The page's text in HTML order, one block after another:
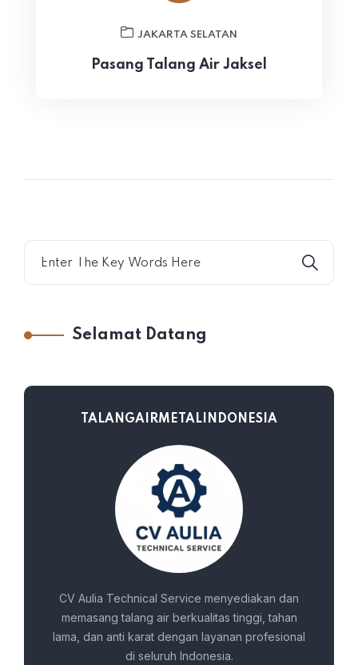
JAKARTA SELATAN
Pasang Talang Air Jaksel
Selamat Datang
TALANGAIRMETALINDONESIA
CV Aulia Technical Service menyediakan dan
memasang talang air berkualitas tinggi, tahan
lama, dan anti karat dengan layanan profesional
di seluruh Indonesia.